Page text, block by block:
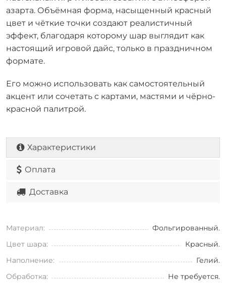
азарта. Объёмная форма, насыщенный красный
цвет и чёткие точки создают реалистичный
эффект, благодаря которому шар выглядит как
настоящий игровой дайс, только в праздничном
формате.
Его можно использовать как самостоятельный
акцент или сочетать с картами, мастями и чёрно-
красной палитрой.
Характеристики
Оплата
Доставка
Материал:
Фольгированный.
Цвет шара:
Красный.
Наполнение:
Гелий.
Обработка:
Не требуется.